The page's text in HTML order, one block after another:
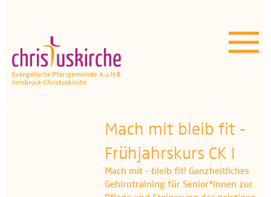
Unser Angebot
OEZ
Wissenswertes
Medien
Mach mit bleib fit -
Frühjahrskurs CK I
Mach mit - bleib fit! Ganzheitliches
Gehirntraining für Senior*innen zur